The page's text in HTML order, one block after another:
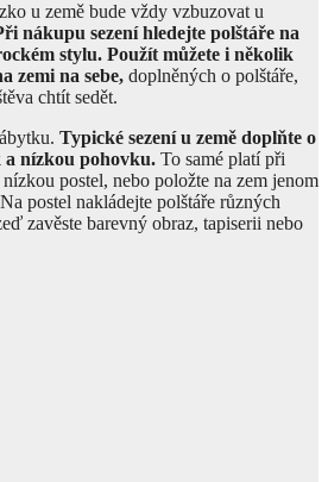
u země bude vždy vzbuzovat u
nákupu sezení hledejte polštáře na
stylu. Použít můžete i několik
zemi na sebe, doplněných o polštáře,
chtít sedět.
Typické sezení u země doplňte o
a nízkou pohovku. To samé platí při
postel, nebo položte na zem jenom
postel nakládejte polštáře různých
zavěste barevný obraz, tapiserii nebo